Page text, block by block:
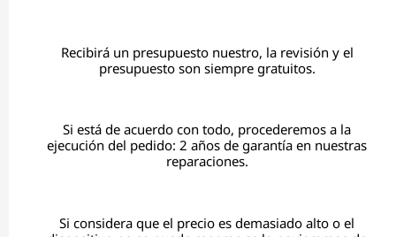
Recibirá un presupuesto nuestro, la revisión y el
presupuesto son siempre gratuitos.
Si está de acuerdo con todo, procederemos a la
ejecución del pedido: 2 años de garantía en nuestras
reparaciones.
Si considera que el precio es demasiado alto o el